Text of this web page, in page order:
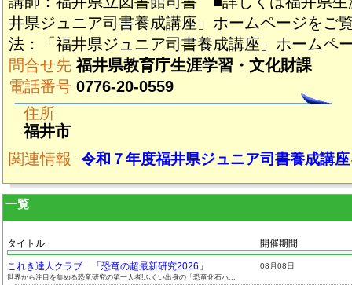
井県ジュニア司書養成講座」ホームページを
法：「福井県ジュニア司書養成講座」ホームペ
問合せ先福井県教育庁生涯学習・文化財課
電話番号 0776-20-0559
住所
福井市
関連情報 令和７年度福井県ジュニア司書養成講
一覧
タイトル 開催期間
これき達人クラブ 「恐竜の超最新研究2026」 08月08日
世界から注目を集める恐竜研究の第一人者!ふくい出身の「恐竜化石ハ...